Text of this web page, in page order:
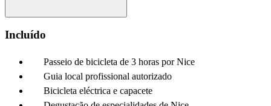
Incluído
Passeio de bicicleta de 3 horas por Nice
Guia local profissional autorizado
Bicicleta eléctrica e capacete